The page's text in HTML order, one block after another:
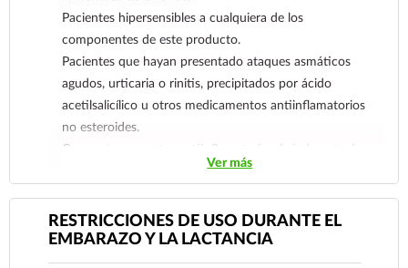
Pacientes hipersensibles a cualquiera de los
componentes de este producto.
Pacientes que hayan presentado ataques asmáticos
agudos, urticaria o rinitis, precipitados por ácido
acetilsalicílico u otros medicamentos antiinflamatorios
no esteroides.
Como otros agentes antiinflamatorios, la indometacina
puede ocultar los síntomas y signos de la úlcera
causar úlcera péptica o irritación gastrointestinal, no
debe ser administrada a pacientes con úlcera péptica
Ver más
RESTRICCIONES DE USO DURANTE EL
EMBARAZO Y LA LACTANCIA